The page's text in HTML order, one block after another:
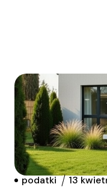
podatki 13